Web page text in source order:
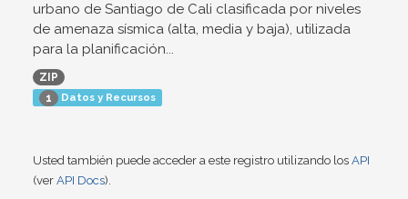
urbano de Santiago de Cali clasificada por niveles
de amenaza sísmica (alta, media y baja), utilizada
para la planificación...
ZIP
1 Datos y Recursos
Usted también puede acceder a este registro utilizando los API
(ver API Docs).